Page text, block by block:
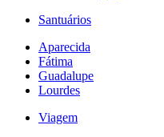
Santuários
Aparecida
Fátima
Guadalupe
Lourdes
Viagem